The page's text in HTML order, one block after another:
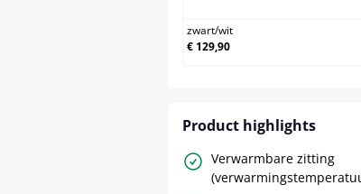
zwart/wit
€ 129,90
Product highlights
Verwarmbare zitting